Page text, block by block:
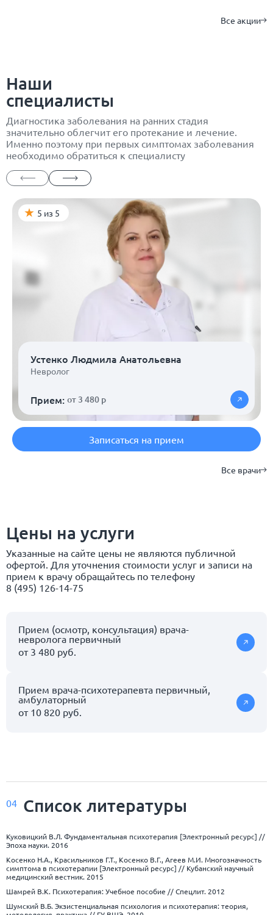
Все акции
Наши
специалисты
Диагностика заболевания на ранних стадия
значительно облегчит его протекание и лечение.
Именно поэтому при первых симптомах заболевания
необходимо обратиться к специалисту
5 из 5
Устенко Людмила Анатольевна
Невролог
Прием: от 3 480 р
Записаться на прием
Все врачи
Цены на услуги
Указанные на сайте цены не являются публичной
офертой. Для уточнения стоимости услуг и записи на
прием к врачу обращайтесь по телефону
8 (495) 126-14-75
Прием (осмотр, консультация) врача-
невролога первичный
от 3 480 руб.
Прием врача-психотерапевта первичный,
амбулаторный
от 10 820 руб.
04 Список литературы
Куковицкий В.Л. Фундаментальная психотерапия [Электронный ресурс] //
Эпоха науки. 2016
Косенко Н.А., Красильников Г.Т., Косенко В.Г., Агеев М.И. Многозначность
симптома в психотерапии [Электронный ресурс] // Кубанский научный
медицинский вестник. 2015
Шамрей В.К. Психотерапия: Учебное пособие // Спецлит. 2012
Шумский В.Б. Экзистенциальная психология и психотерапия: теория,